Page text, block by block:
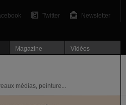
Newsletter
Twitter
Magazine Vidéos
médias, peinture...